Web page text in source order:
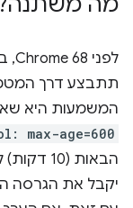
לפני Chrome 68, בקשת העדכון של
המשמעות היא
max-age=600
הבאות